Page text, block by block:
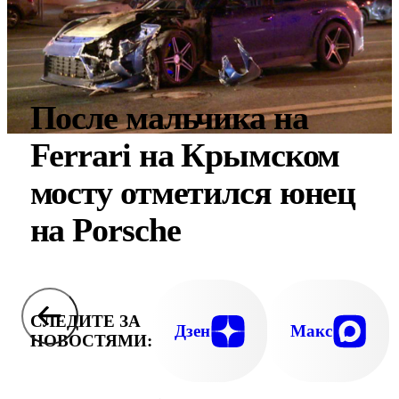
После мальчика на
Ferrari на Крымском
мосту отметился юнец
на Porsche
СЛЕДИТЕ ЗА
НОВОСТЯМИ:
Дзен Макс